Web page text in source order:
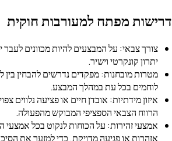
מפתח למעורבות חוקית
צבאי: על המבצעים להיות מכוונים לעבר יעד
קונקרטי וישיר.
מובחנות: מפקדים נדרשים להבחין בין לוחמים
בכל עת במהלך המבצע.
מידתיות: אובדן חיים או פציעה נלווים צפויים
הצבאי הספציפי המבוקש מהפעולה.
זהירות: על הכוחות לנקוט בכל אמצעי
או פגיעה מדויקת, כדי למזער את הסיכון